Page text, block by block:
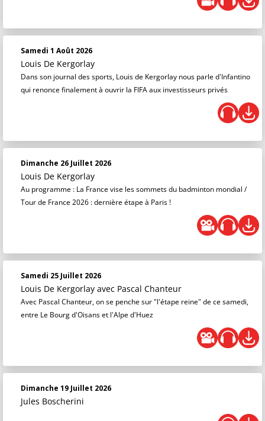
Samedi 1 Août 2026
Louis De Kergorlay
Dans son journal des sports, Louis de Kergorlay nous parle d'Infantino
qui renonce finalement à ouvrir la FIFA aux investisseurs privés
Dimanche 26 Juillet 2026
Louis De Kergorlay
Au programme : La France vise les sommets du badminton mondial /
Tour de France 2026 : dernière étape à Paris !
Samedi 25 Juillet 2026
Louis De Kergorlay avec Pascal Chanteur
Avec Pascal Chanteur, on se penche sur "l'étape reine" de ce samedi,
entre Le Bourg d'Oisans et l'Alpe d'Huez
Dimanche 19 Juillet 2026
Jules Boscherini